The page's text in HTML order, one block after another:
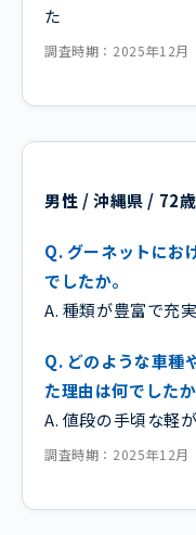
た
調査時期：2025年12月
男性 / 沖縄県 / 72歳
Q. グーネットにお
でしたか。
A. 種類が豊富で充
Q. どのような車種
た理由は何でした
A. 値段の手頃な軽
調査時期：2025年12月